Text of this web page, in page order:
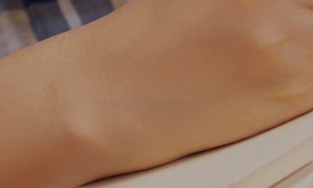
Latest News
英國 UK/愛爾蘭 Ireland
寒暑假遊學團 Camp
澳洲
英國
美國
紐西蘭
亞洲